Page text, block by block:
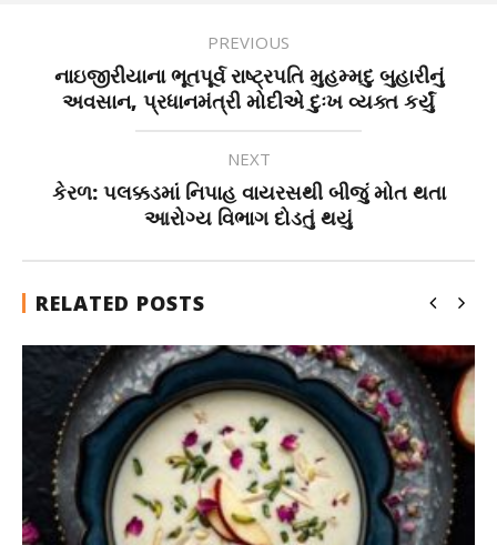
PREVIOUS
નાઇજીરીયાના ભૂતપૂર્વ રાષ્ટ્રપતિ મુહમ્મદુ બુહારીનું
અવસાન, પ્રધાનમંત્રી મોદીએ દુઃખ વ્યક્ત કર્યું
NEXT
કેરળ: પલક્કડમાં નિપાહ વાયરસથી બીજું મોત થતા
આરોગ્ય વિભાગ દોડતું થયું
RELATED POSTS